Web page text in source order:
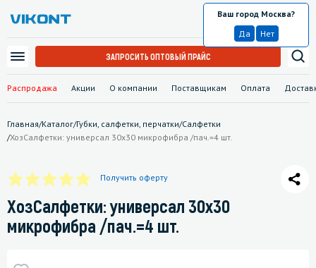
Распродажа Акции О компании Поставщикам Оплата
Москва
Ваш город Москва?
Да
Нет
ЗАПРОСИТЬ ОПТОВЫЙ ПРАЙС
Главная/Каталог/Губки, салфетки, перчатки/Салфетки
/ХозСалфетки: универсал 30х30 микрофибра /пач.=4 шт.
Получить оферту
ХозСалфетки: универсал 30х30
микрофибра /пач.=4 шт.